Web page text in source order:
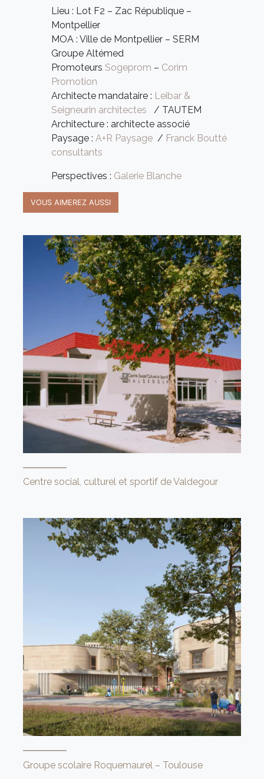
Lieu : Lot F2 – Zac République –
Montpellier
MOA : Ville de Montpellier – SERM
Groupe Altémed
Promoteurs Sogeprom – Corim
Promotion
Architecte mandataire : Leibar &
Seigneurin architectes / TAUTEM
Architecture : architecte associé
Paysage : A+R Paysage / Franck Boutté
consultants
Perspectives : Galerie Blanche
VOUS AIMEREZ AUSSI
Centre social, culturel et sportif de Valdegour
Groupe scolaire Roquemaurel – Toulouse